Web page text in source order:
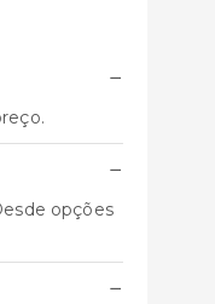
−
−
opções
−